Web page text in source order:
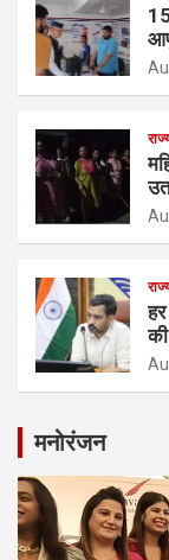
मनोरंजन